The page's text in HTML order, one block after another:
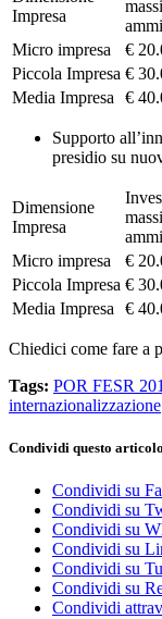
Impresa
Micro impresa
€
Piccola Impresa €
Media Impresa
€
Supporto
presidio su
Dimensione
Impresa
Micro impresa
€
Piccola Impresa €
Media Impresa
€
Chiedici come fare a
Tags: POR FESR
internazionalizzazione
Condividi questo articolo
Condividi su
Condividi su
Condividi su
Condividi su
Condividi su
Condividi su
Condividi